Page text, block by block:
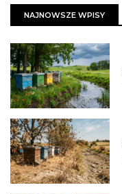
NAJNOWSZE WPISY